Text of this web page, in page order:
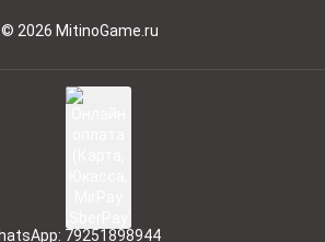
© 2026 MitinoGame.ru